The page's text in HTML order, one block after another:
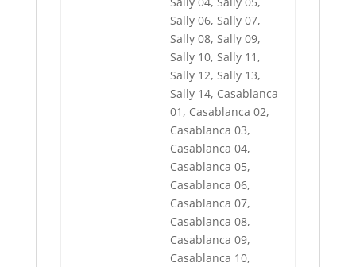
Sally 06, Sally 07,
Sally 08, Sally 09,
Sally 10, Sally 11,
Sally 12, Sally 13,
Sally 14, Casablanca
01, Casablanca 02,
Casablanca 03,
Casablanca 04,
Casablanca 05,
Casablanca 06,
Casablanca 07,
Casablanca 08,
Casablanca 09,
Casablanca 10,